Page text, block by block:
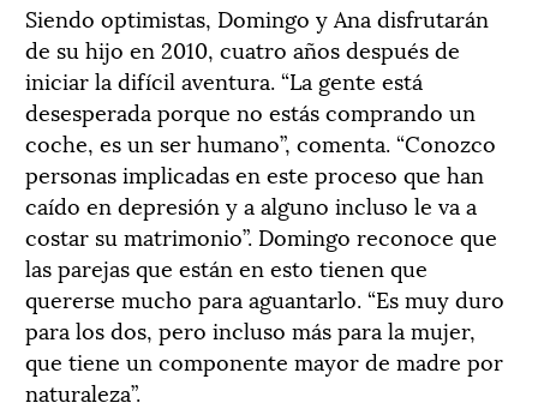
Siendo optimistas, Domingo y Ana disfrutarán
de su hijo en 2010, cuatro años después de
iniciar la difícil aventura. “La gente está
desesperada porque no estás comprando un
coche, es un ser humano”, comenta. “Conozco
personas implicadas en este proceso que han
caído en depresión y a alguno incluso le va a
costar su matrimonio”. Domingo reconoce que
las parejas que están en esto tienen que
quererse mucho para aguantarlo. “Es muy duro
para los dos, pero incluso más para la mujer,
que tiene un componente mayor de madre por
naturaleza”.